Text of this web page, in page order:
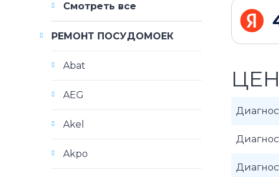
Смотреть все
РЕМОНТ ПОСУДОМОЕК
Abat
AEG
Akel
Akpo